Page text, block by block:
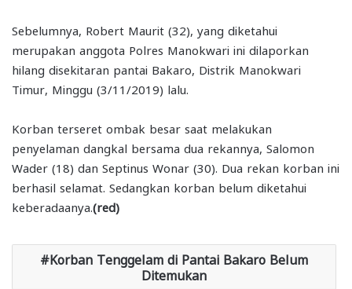
Sebelumnya, Robert Maurit (32), yang diketahui
merupakan anggota Polres Manokwari ini dilaporkan
hilang disekitaran pantai Bakaro, Distrik Manokwari
Timur, Minggu (3/11/2019) lalu.
Korban terseret ombak besar saat melakukan
penyelaman dangkal bersama dua rekannya, Salomon
Wader (18) dan Septinus Wonar (30). Dua rekan korban ini
berhasil selamat. Sedangkan korban belum diketahui
keberadaanya. (red)
Korban Tenggelam di Pantai Bakaro Belum
Ditemukan